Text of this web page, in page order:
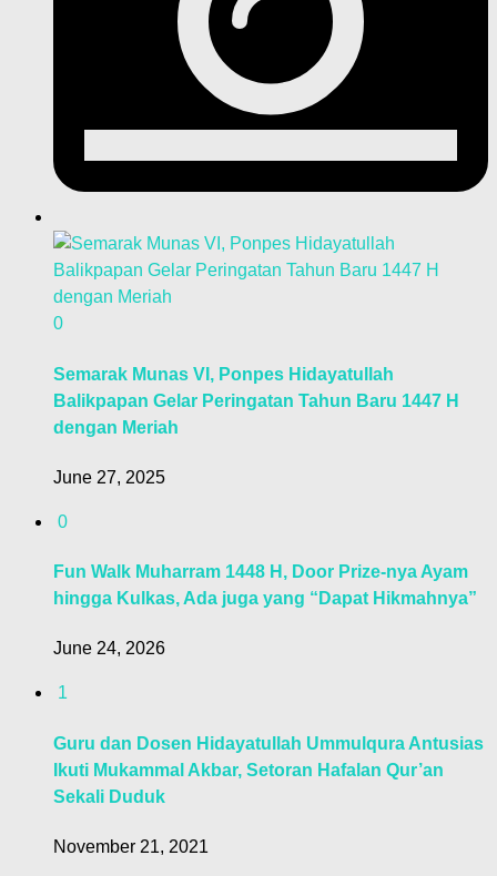
0
Semarak Munas VI, Ponpes Hidayatullah
Balikpapan Gelar Peringatan Tahun Baru 1447 H
dengan Meriah
June 27, 2025
0
Fun Walk Muharram 1448 H, Door Prize-nya Ayam
hingga Kulkas, Ada juga yang “Dapat Hikmahnya”
June 24, 2026
1
Guru dan Dosen Hidayatullah Ummulqura Antusias
Ikuti Mukammal Akbar, Setoran Hafalan Qur’an
Sekali Duduk
November 21, 2021